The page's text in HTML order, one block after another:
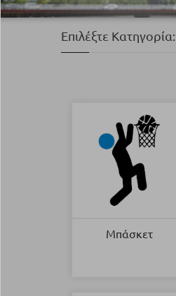
Επιλέξτε Κατηγορία:
Μπάσκετ